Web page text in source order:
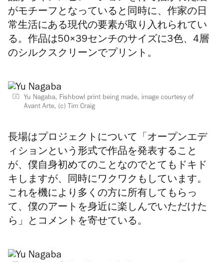
がモチーフとなっていると同時に、作家の日
常生活にある現代の要素が取り入れられてい
る。作品は50×39センチのサイズに3色、4層
のシルクスクリーンでプリント。
Yu Nagaba, Fishbowl print being made, image courtesy of
Avant Arte, (c) Tim Craig
長場はプロジェクトについて「オープンエデ
ィションという形式で作品を発表すること
が、僕自身初めてのことなのでとてもドキド
キしますが、同時にワクワクもしています。
これを機により多くの方に所有してもらっ
て、僕のアートを身近に楽しんでいただけた
ら」とコメントを寄せている。